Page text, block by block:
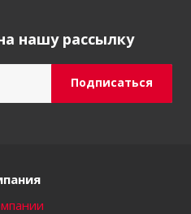
нашу рассылку